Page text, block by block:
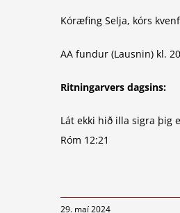
Kóræfing Selja, kórs
AA fundur (Lausnin) kl.
Ritningarvers dagsins:
Lát ekki hið illa sigra þig
Róm 12:21
29. maí 2024